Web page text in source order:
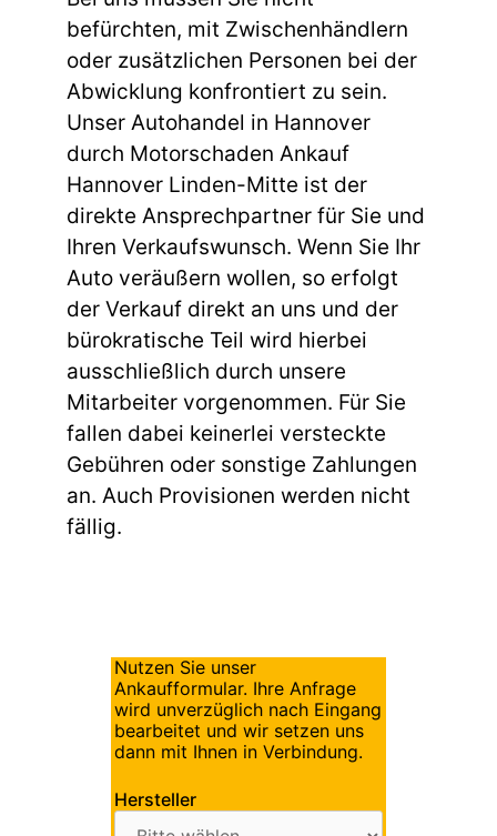
befürchten, mit Zwischenhändlern
oder zusätzlichen Personen bei der
Abwicklung konfrontiert zu sein.
Unser Autohandel in Hannover
durch Motorschaden Ankauf
Hannover Linden-Mitte ist der
direkte Ansprechpartner für Sie und
Ihren Verkaufswunsch. Wenn Sie Ihr
Auto veräußern wollen, so erfolgt
der Verkauf direkt an uns und der
bürokratische Teil wird hierbei
ausschließlich durch unsere
Mitarbeiter vorgenommen. Für Sie
fallen dabei keinerlei versteckte
Gebühren oder sonstige Zahlungen
an. Auch Provisionen werden nicht
fällig.
Nutzen Sie unser
Ankaufformular. Ihre Anfrage
wird unverzüglich nach Eingang
bearbeitet und wir setzen uns
dann mit Ihnen in Verbindung.
Hersteller